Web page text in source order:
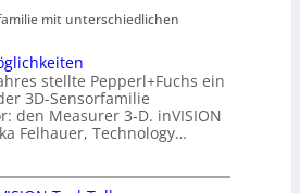
mit unterschiedlichen
stellte Pepperl+Fuchs ein
3D-Sensorfamilie
den Measurer 3-D. inVISION
Felhauer, Technology…